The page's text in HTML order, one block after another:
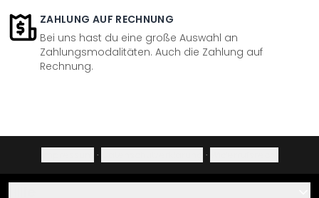
ZAHLUNG AUF RECHNUNG
Bei uns hast du eine große Auswahl an
Zahlungsmodalitäten. Auch die Zahlung auf
Rechnung.
· ·